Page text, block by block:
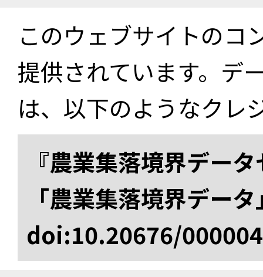
このウェブサイトのコ
提供されています。デ
は、以下のようなクレ
『農業集落境界デー
「農業集落境界デー
doi:10.20676/